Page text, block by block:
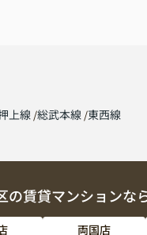
上線 総武本線 東西線
の賃貸マンションな
両国店